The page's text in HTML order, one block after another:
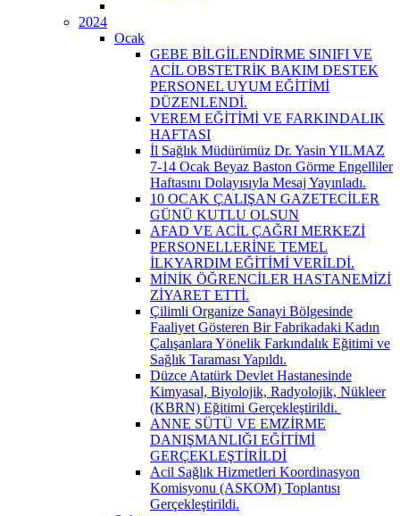
2024
Ocak
GEBE BİLGİLENDİRME SINIFI VE
ACİL OBSTETRİK BAKIM DESTEK
PERSONEL UYUM EĞİTİMİ
DÜZENLENDİ.
VEREM EĞİTİMİ VE FARKINDALIK
HAFTASI
İl Sağlık Müdürümüz Dr. Yasin YILMAZ
7-14 Ocak Beyaz Baston Görme Engelliler
Haftasını Dolayısıyla Mesaj Yayınladı.
10 OCAK ÇALIŞAN GAZETECİLER
GÜNÜ KUTLU OLSUN
AFAD VE ACİL ÇAĞRI MERKEZİ
PERSONELLERİNE TEMEL
İLKYARDIM EĞİTİMİ VERİLDİ.
MİNİK ÖĞRENCİLER HASTANEMİZİ
ZİYARET ETTİ.
Çilimli Organize Sanayi Bölgesinde
Faaliyet Gösteren Bir Fabrikadaki Kadın
Çalışanlara Yönelik Farkındalık Eğitimi ve
Sağlık Taraması Yapıldı.
Düzce Atatürk Devlet Hastanesinde
Kimyasal, Biyolojik, Radyolojik, Nükleer
(KBRN) Eğitimi Gerçekleştirildi. ​
ANNE SÜTÜ VE EMZİRME
DANIŞMANLIĞI EĞİTİMİ
GERÇEKLEŞTİRİLDİ
Acil Sağlık Hizmetleri Koordinasyon
Komisyonu (ASKOM) Toplantısı
Gerçekleştirildi.